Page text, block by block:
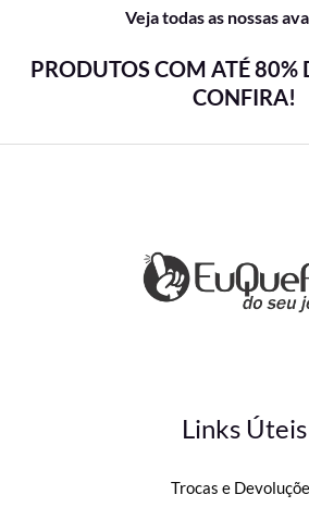
Veja todas as nossas
PRODUTOS COM ATÉ 80%
CONFIRA!
Links Úteis
Trocas e